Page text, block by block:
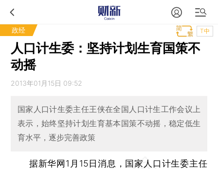
政经 T中
人口计生委：坚持计划生育国策不
动摇
2013年01月15日 09:52
国家人口计生委主任王侠在全国人口计生工作会议上
表示，始终坚持计划生育基本国策不动摇，稳定低生
育水平，逐步完善政策
据新华网1月15日消息，国家人口计生委主任